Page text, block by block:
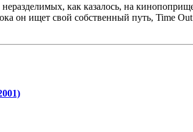
как казалось, на
он ищет свой собственный путь, Time